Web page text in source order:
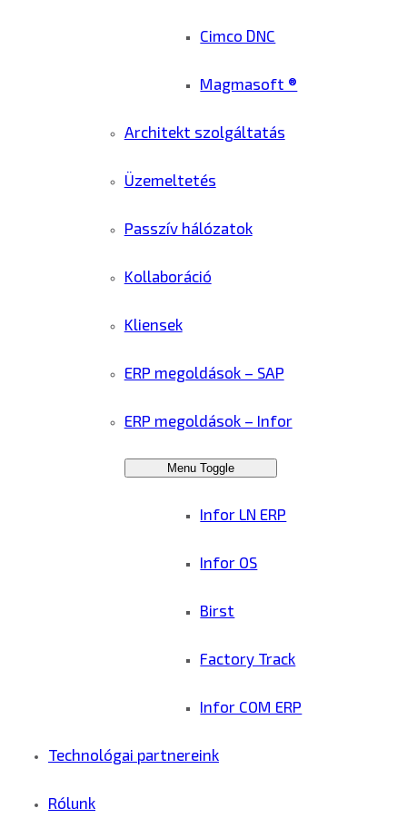
Cimco DNC
Magmasoft ®
Architekt szolgáltatás
Üzemeltetés
Passzív hálózatok
Kollaboráció
Kliensek
ERP megoldások – SAP
ERP megoldások – Infor
Menu Toggle
Infor LN ERP
Infor OS
Birst
Factory Track
Infor COM ERP
Technológai partnereink
Rólunk